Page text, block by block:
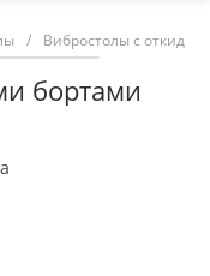
/ Вибростолы с
бортами